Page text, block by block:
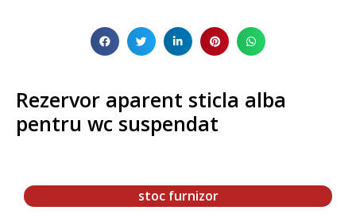
Rezervor aparent sticla alba
pentru wc suspendat
stoc furnizor